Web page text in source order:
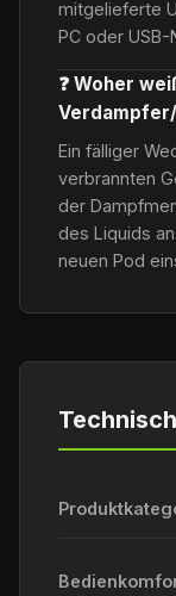
mitgelieferte
PC oder
❓ Woher
Ein fälliger
verbrannten
der
des Liquids
neuen Pod